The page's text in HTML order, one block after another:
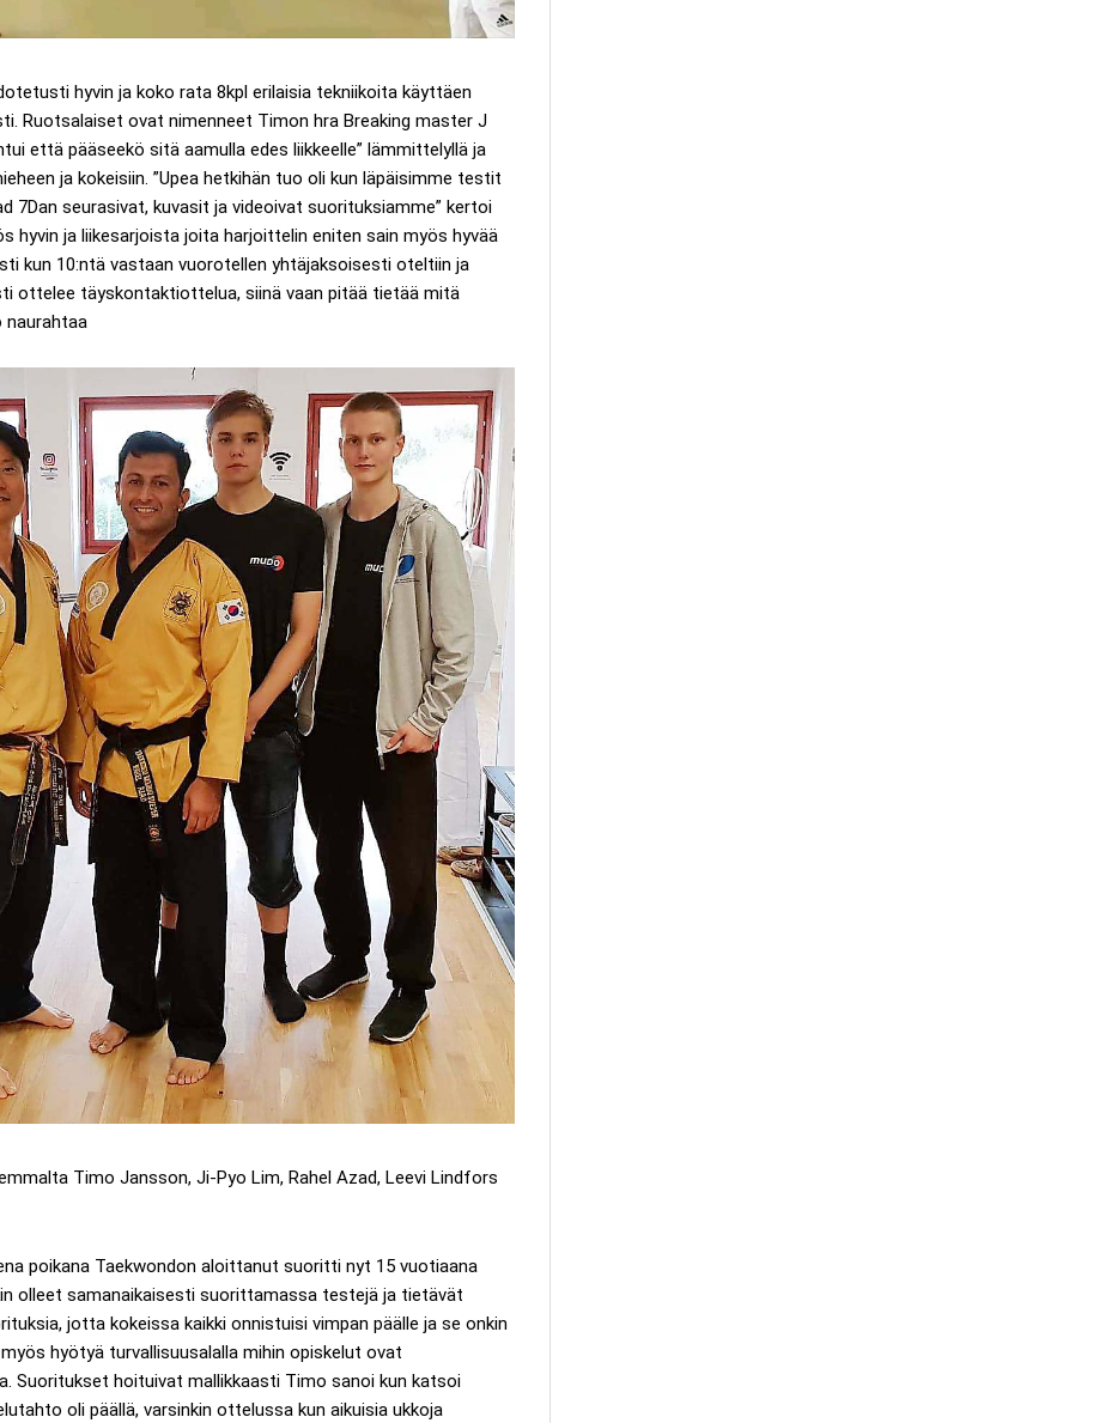
hyvin ja koko rata 8kpl erilaisia tekniikoita käyttäen
Ruotsalaiset ovat nimenneet Timon hra Breaking master J
että pääseekö sitä aamulla edes liikkeelle” lämmittelyllä ja
ja kokeisiin. ”Upea hetkihän tuo oli kun läpäisimme testit
7Dan seurasivat, kuvasit ja videoivat suorituksiamme” kertoi
hyvin ja liikesarjoista joita harjoittelin eniten sain myös hyvää
kun 10:ntä vastaan vuorotellen yhtäjaksoisesti oteltiin ja
ottelee täyskontaktiottelua, siinä vaan pitää tietää mitä
naurahtaa
Timo Jansson, Ji-Pyo Lim, Rahel Azad, Leevi Lindfors
poikana Taekwondon aloittanut suoritti nyt 15 vuotiaana
olleet samanaikaisesti suorittamassa testejä ja tietävät
jotta kokeissa kaikki onnistuisi vimpan päälle ja se onkin
hyötyä turvallisuusalalla mihin opiskelut ovat
Suoritukset hoituivat mallikkaasti Timo sanoi kun katsoi
oli päällä, varsinkin ottelussa kun aikuisia ukkoja